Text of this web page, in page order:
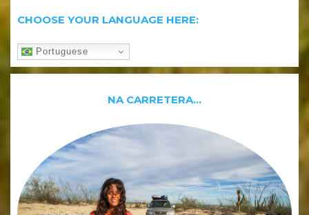
CHOOSE YOUR LANGUAGE HERE:
Portuguese
NA CARRETERA…